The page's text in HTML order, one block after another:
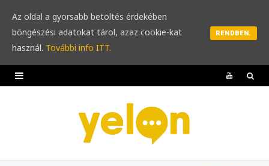
Y
u
Az oldal a gyorsabb betöltés érdekében
böngészési adatokat tárol, azaz cookie-kat
használ. További info ITT.
RENDBEN.